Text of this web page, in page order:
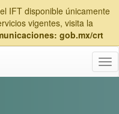
IFT disponible únicamente
vigentes, visita la
gob.mx/crt